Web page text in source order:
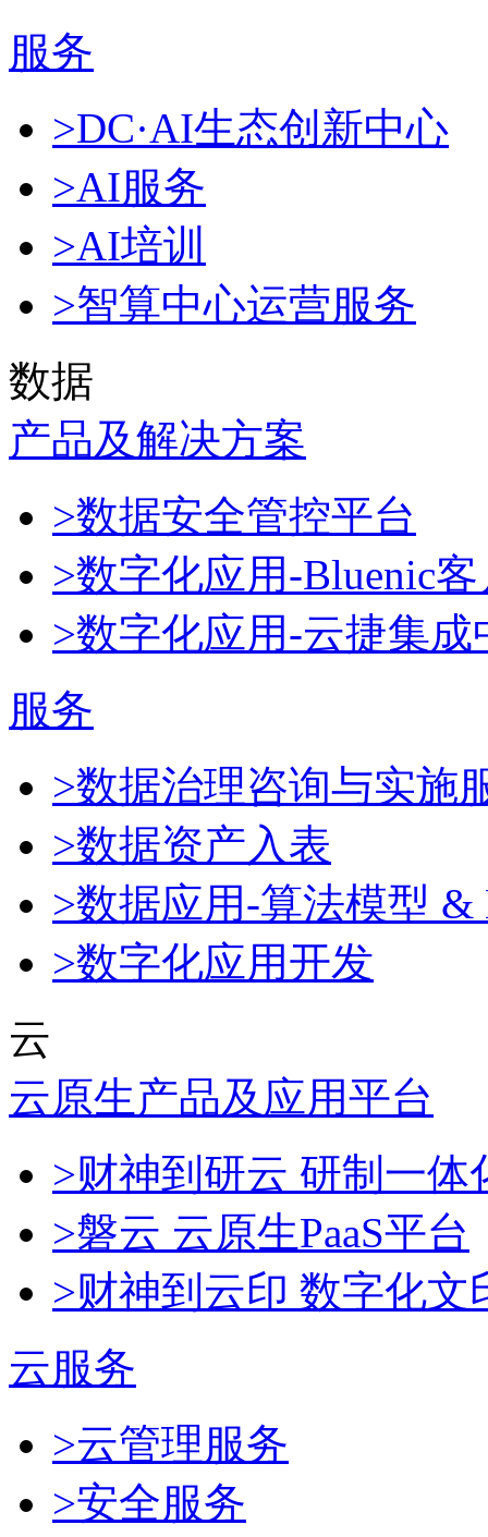
服务
>DC·AI生态创新中心
>AI服务
>AI培训
>智算中心运营服务
数据
产品及解决方案
>数据安全管控平台
>数字化应用-Bluenic
>数字化应用-云捷集成
服务
>数据治理咨询与实施
>数据资产入表
>数据应用-算法模型 &
>数字化应用开发
云
云原生产品及应用平台
>财神到研云 研制一
>磐云 云原生PaaS平台
>财神到云印 数字化文
云服务
>云管理服务
>安全服务